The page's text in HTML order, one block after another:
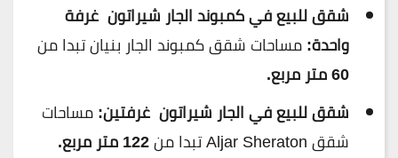
شقق للبيع في كمبوند الجار شيراتون غرفة
واحدة:مساحات شقق كمبوند الجار بنيان تبدا من
60 متر مربع.
شقق للبيع في الجار شيراتون غرفتين:مساحات
شقق Aljar Sheraton تبدا من
122 متر مربع.